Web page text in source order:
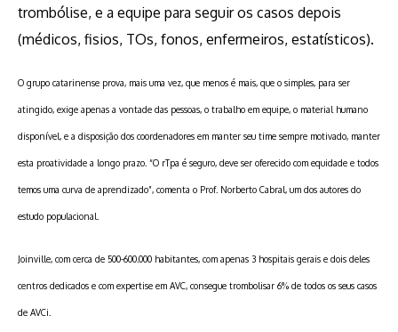
trombólise, e a equipe para seguir os casos depois
(médicos, fisios, TOs, fonos, enfermeiros, estatísticos).
O grupo catarinense prova, mais uma vez, que menos é mais, que o simples, para ser
atingido, exige apenas a vontade das pessoas, o trabalho em equipe, o material humano
disponível, e a disposição dos coordenadores em manter seu time sempre motivado, manter
esta proatividade a longo prazo. “O rTpa é seguro, deve ser oferecido com equidade e todos
temos uma curva de aprendizado”, comenta o Prof. Norberto Cabral, um dos autores do
estudo populacional.
Joinville, com cerca de 500-600.000 habitantes, com apenas 3 hospitais gerais e dois deles
centros dedicados e com expertise em AVC, consegue trombolisar 6% de todos os seus casos
de AVCi.